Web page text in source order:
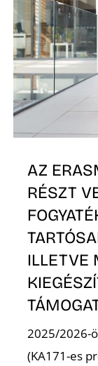
AZ
RÉSZT
ILLETVE
2025/2026-
(KA171-es